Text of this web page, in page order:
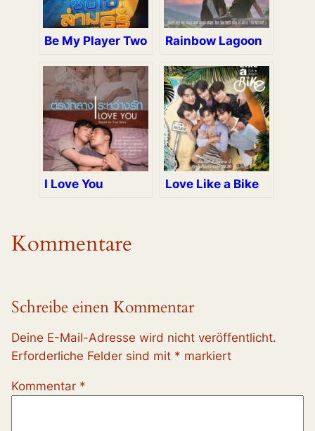
Be My Player Two Rainbow Lagoon
I Love You Love Like a Bike
Kommentare
Schreibe einen Kommentar
Deine E-Mail-Adresse wird nicht veröffentlicht.
Erforderliche Felder sind mit * markiert
Kommentar *